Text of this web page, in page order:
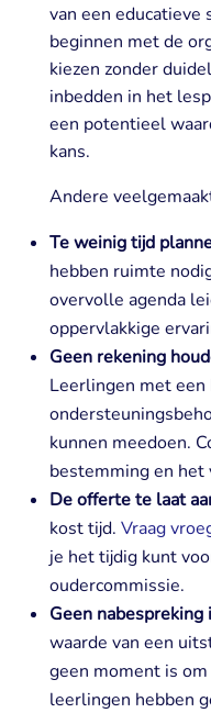
van een educatieve
beginnen met de
kiezen zonder
inbedden in het
een potentieel
kans.
Andere
Te weinig tijd
hebben ruimte
overvolle agenda
oppervlakkige
Geen rekening
Leerlingen met
kunnen meedoen.
bestemming en het
De offerte te laat
kost tijd. Vraag
je het tijdig kunt
oudercommissie.
Geen nabespreking
waarde van een
geen moment is
leerlingen hebben